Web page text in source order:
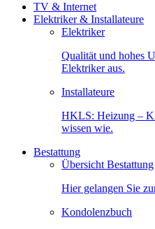
TV & Internet
Elektriker & Installateure
Elektriker
Qualität und hohes
Elektriker aus.
Installateure
HKLS: Heizung –
wissen wie.
Bestattung
Übersicht Bestattung
Hier gelangen Sie
Kondolenzbuch